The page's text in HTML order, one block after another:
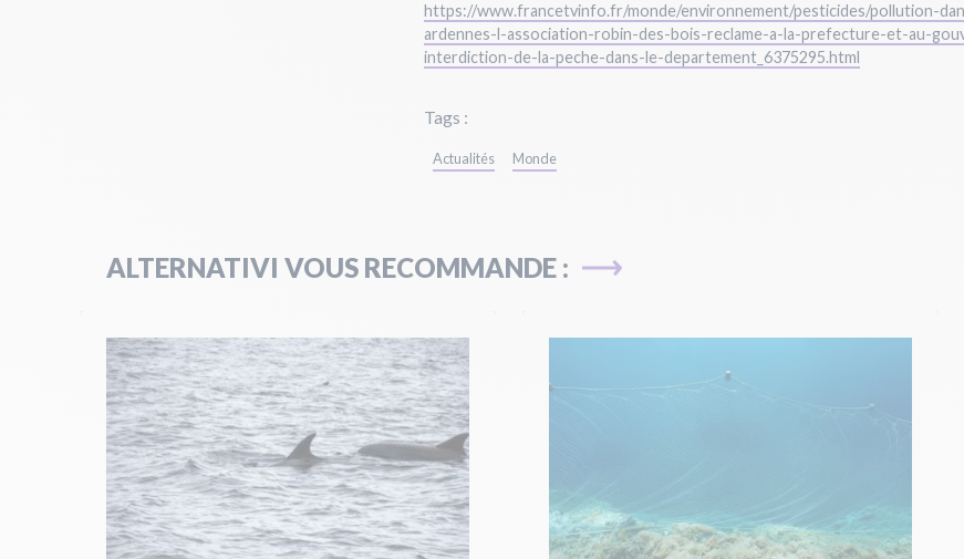
https://www.francetvinfo.fr/monde/environnement/pesticides/pollution-
ardennes-l-association-robin-des-bois-reclame-a-la-prefecture-et-au-
interdiction-de-la-peche-dans-le-departement_6375295.html
Tags :
Actualités Monde
ALTERNATIVI VOUS RECOMMANDE :